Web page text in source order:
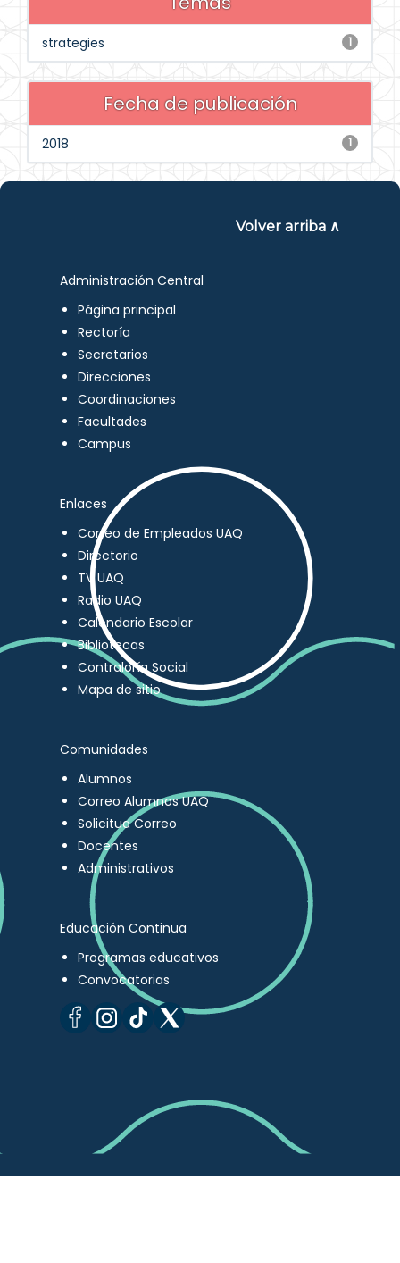
1
strategies
Fecha de publicación
1
2018
Volver arriba ∧
Administración Central
Página principal
Rectoría
Secretarios
Direcciones
Coordinaciones
Facultades
Campus
Enlaces
Correo de Empleados UAQ
Directorio
TV UAQ
Radio UAQ
Calendario Escolar
Bibliotecas
Contraloría Social
Mapa de sitio
Comunidades
Alumnos
Correo Alumnos UAQ
Solicitud Correo
Docentes
Administrativos
Educación Continua
Programas educativos
Convocatorias